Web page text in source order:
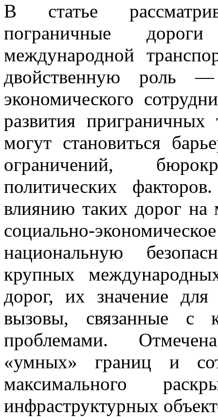
В статье
пограничные
международной
двойственную роль
экономического
развития
могут становиться
ограничений,
политических
влиянию таких дорог на
социально-
национальную
крупных
дорог, их значение
вызовы, связанные с
проблемами.
«умных» границ и
максимального
инфраструктурных